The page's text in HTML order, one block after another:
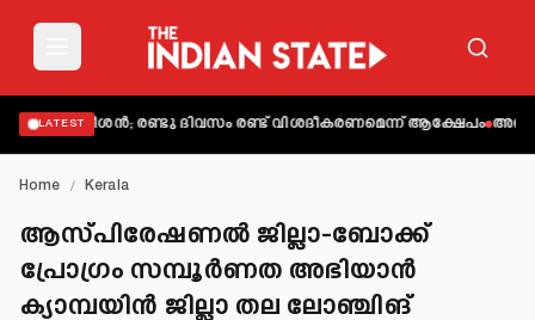
LATEST
സതീശൻ; രണ്ടു ദിവസം രണ്ട് വിശദീകരണമെന്ന് ആക്ഷേപം അബിന്‍
Home / Kerala
ആസ്പിരേഷണല്‍ ജില്ലാ-ബോക്ക്
പ്രോഗ്രം സമ്പൂര്‍ണത അഭിയാന്‍
ക്യാമ്പയിന്‍ ജില്ലാ തല ലോഞ്ചിങ്